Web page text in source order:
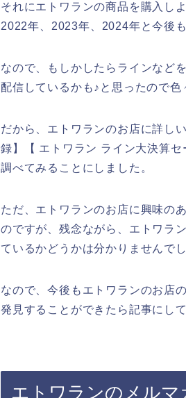
それにエトワランの商品を購入し
2022年、2023年、2024年と今後
なので、もしかしたらラインなど
配信しているかも♪と思ったので色
だから、エトワランのお店に詳し
録】【 エトワラン ライン大決算
調べてみることにしました。
ただ、エトワランのお店に興味の
のですが、残念ながら、エトワラ
ているかどうかは分かりませんでし
なので、今後もエトワランのお店
発見することができたら記事にし
エトワランのメルマ